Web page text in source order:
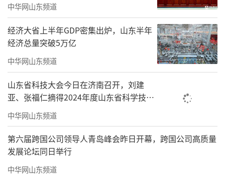
当鼓点如潮头而来，吉他拨动心弦，电音
的声浪、摇滚的音符划过天空，热爱摇滚的
人，用音乐重新定义青春。新裤子、梁博、万
能青年旅店、赵雷、房东的猫、夏日入侵企
中华网山东频道
经济大省上半年GDP密集出炉，山东半年
经济总量突破5万亿
中华网山东频道
山东省科技大会今日在济南召开，刘建
亚、张福仁摘得2024年度山东省科学技术
奖最高奖！
中华网山东频道
第六届跨国公司领导人青岛峰会昨日开幕，跨国公司高质量
发展论坛同日举行
中华网山东频道